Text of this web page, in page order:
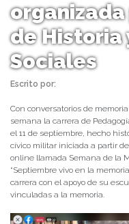
de Historia
Sociales
Escrito por:
Con conversatorios de
semana la carrera de
el 11 de septiembre, hecho
cívico militar iniciada a partir
online llamada Semana de la
“Septiembre vivo en la
carrera con el apoyo de su
vinculadas a la memoria.